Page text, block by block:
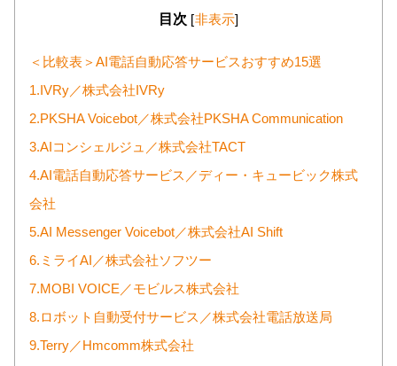
目次 [非表示]
＜比較表＞AI電話自動応答サービスおすすめ15選
1.IVRy／株式会社IVRy
2.PKSHA Voicebot／株式会社PKSHA Communication
3.AIコンシェルジュ／株式会社TACT
4.AI電話自動応答サービス／ディー・キュービック株式
会社
5.AI Messenger Voicebot／株式会社AI Shift
6.ミライAI／株式会社ソフツー
7.MOBI VOICE／モビルス株式会社
8.ロボット自動受付サービス／株式会社電話放送局
9.Terry／Hmcomm株式会社